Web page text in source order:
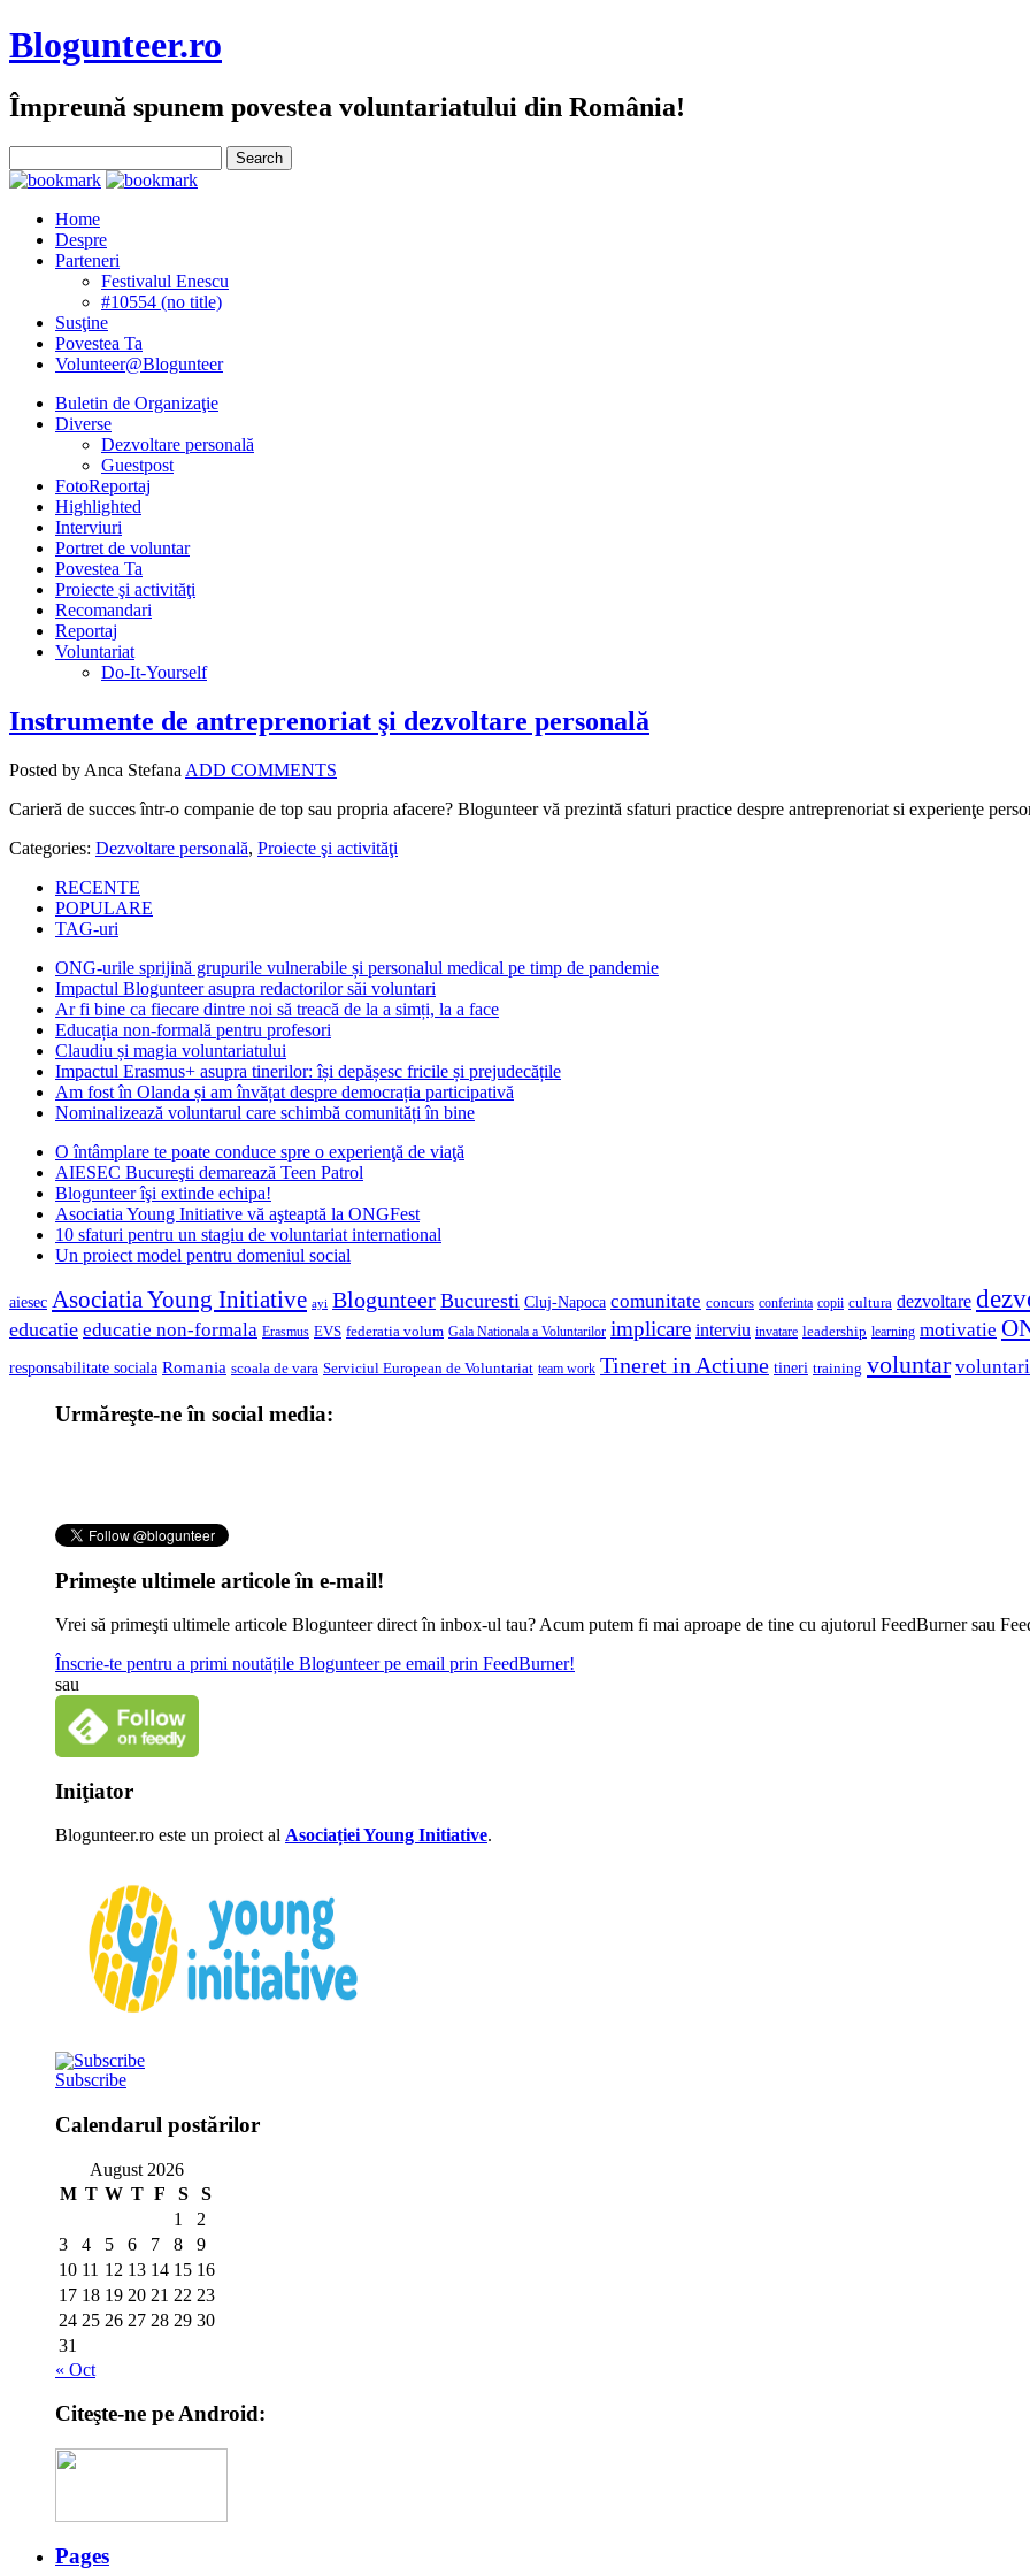
Blogunteer.ro
Împreună spunem povestea voluntariatului din România!
Home
Despre
Parteneri
Festivalul Enescu
#10554 (no title)
Susţine
Povestea Ta
Volunteer@Blogunteer
Buletin de Organizaţie
Diverse
Dezvoltare personală
Guestpost
FotoReportaj
Highlighted
Interviuri
Portret de voluntar
Povestea Ta
Proiecte şi activităţi
Recomandari
Reportaj
Voluntariat
Do-It-Yourself
Instrumente de antreprenoriat şi dezvoltare personală
Posted by Anca Stefana ADD COMMENTS
Carieră de succes într-o companie de top sau propria afacere? Blogunteer vă prezintă sfaturi practice despre antreprenoriat si experienţe
Categories: Dezvoltare personală, Proiecte şi activităţi
RECENTE
POPULARE
TAG-uri
ONG-urile sprijină grupurile vulnerabile și personalul medical pe timp de pandemie
Impactul Blogunteer asupra redactorilor săi voluntari
Ar fi bine ca fiecare dintre noi să treacă de la a simți, la a face
Educația non-formală pentru profesori
Claudiu și magia voluntariatului
Impactul Erasmus+ asupra tinerilor: își depășesc fricile și prejudecățile
Am fost în Olanda și am învățat despre democrația participativă
Nominalizează voluntarul care schimbă comunități în bine
O întâmplare te poate conduce spre o experienţă de viaţă
AIESEC Bucureşti demarează Teen Patrol
Blogunteer îşi extinde echipa!
Asociatia Young Initiative vă aşteaptă la ONGFest
10 sfaturi pentru un stagiu de voluntariat international
Un proiect model pentru domeniul social
aiesec Asociatia Young Initiative ayi Blogunteer Bucuresti Cluj-Napoca comunitate concurs conferinta copii cultura dezvoltare
educatie educatie non-formala Erasmus EVS federatia volum Gala Nationala a Voluntarilor implicare interviu invatare leadership learning motivatie
responsabilitate sociala Romania scoala de vara Serviciul European de Voluntariat team work Tineret in Actiune tineri training voluntar voluntari
Urmăreşte-ne în social media:
Primeşte ultimele articole în e-mail!
Vrei să primeşti ultimele articole Blogunteer direct în inbox-ul tau? Acum putem fi mai aproape de tine cu ajutorul FeedBurner sau
Înscrie-te pentru a primi noutățile Blogunteer pe email prin FeedBurner!
sau
Iniţiator
Blogunteer.ro este un proiect al Asociației Young Initiative.
Subscribe
Calendarul postărilor
August 2026
M T W T F S
S
1
2
3
4 5 6 7 8
9
10 11 12 13 14 15 16
17 18 19 20 21 22 23
24 25 26 27 28 29 30
31
« Oct
Citeşte-ne pe Android:
Pages